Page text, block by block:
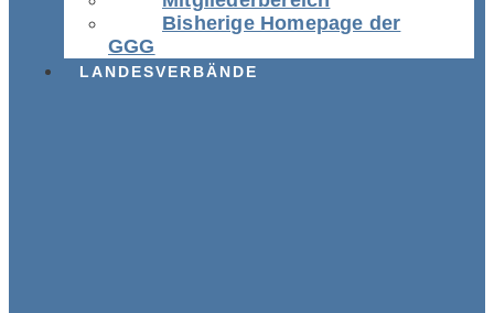
Bisherige Homepage der
GGG
LANDESVERBÄNDE